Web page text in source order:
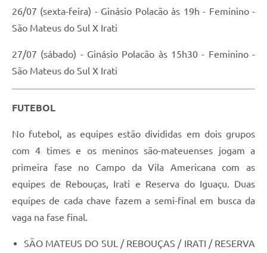
Legislação
Logo Prefeitura de São Mateus do Sul
Links
SIC
Briefing de Ações, Divulgações e Eventos
Solicitação de Remoção: Instituições Escolares
Contato
Telefones Úteis
26/07 (sexta-feira) - Ginásio Polacão às 19h - Feminino -
São Mateus do Sul X Irati
27/07 (sábado) - Ginásio Polacão às 15h30 - Feminino -
São Mateus do Sul X Irati
FUTEBOL
No futebol, as equipes estão divididas em dois grupos
com 4 times e os meninos são-mateuenses jogam a
primeira fase no Campo da Vila Americana com as
equipes de Rebouças, Irati e Reserva do Iguaçu. Duas
equipes de cada chave fazem a semi-final em busca da
vaga na fase final.
SÃO MATEUS DO SUL / REBOUÇAS / IRATI / RESERVA